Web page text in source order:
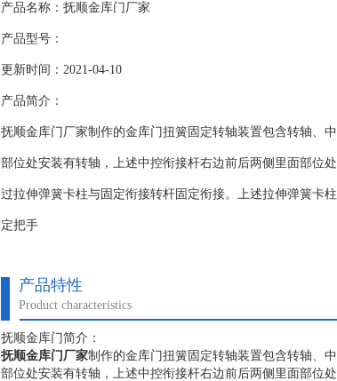
产品名称：抚顺金库门厂家
产品型号：
更新时间：2021-04-10
产品简介：
抚顺金库门厂家制作的金库门扭簧固定转轴装置包含转轴、
部位处安装有转轴，上述中控衔接杆右边前后两侧里面部位
过拉伸弹簧卡柱与固定衔接转杆固定衔接。上述拉伸弹簧卡
定把手
产品特性
Product characteristics
抚顺金库门简介：
抚顺金库门厂家制作的金库门扭簧固定转轴装置包含转轴、
部位处安装有转轴，上述中控衔接杆右边前后两侧里面部位